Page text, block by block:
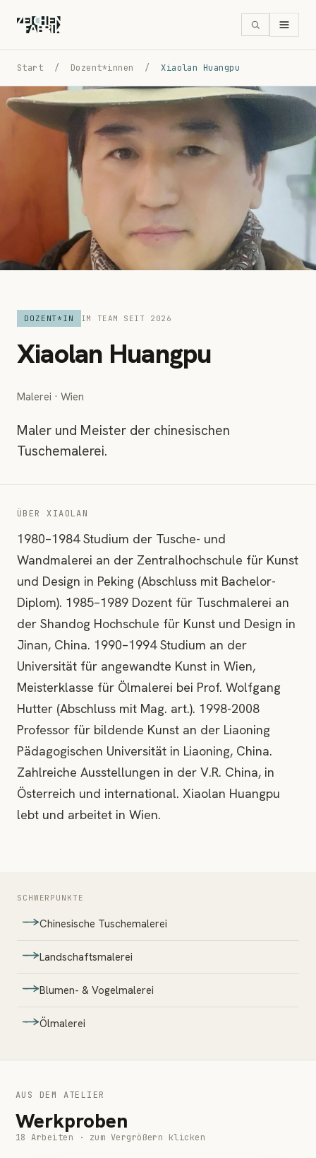
Start / Dozent*innen / Xiaolan Huangpu
DOZENT*IN IM TEAM SEIT 2026
Xiaolan Huangpu
Malerei · Wien
Maler und Meister der chinesischen
Tuschemalerei.
ÜBER XIAOLAN
1980–1984 Studium der Tusche- und
Wandmalerei an der Zentralhochschule für Kunst
und Design in Peking (Abschluss mit Bachelor-
Diplom). 1985–1989 Dozent für Tuschmalerei an
der Shandog Hochschule für Kunst und Design in
Jinan, China. 1990–1994 Studium an der
Universität für angewandte Kunst in Wien,
Meisterklasse für Ölmalerei bei Prof. Wolfgang
Hutter (Abschluss mit Mag. art.). 1998-2008
Professor für bildende Kunst an der Liaoning
Pädagogischen Universität in Liaoning, China.
Zahlreiche Ausstellungen in der V.R. China, in
Österreich und international. Xiaolan Huangpu
lebt und arbeitet in Wien.
SCHWERPUNKTE
Chinesische Tuschemalerei
Landschaftsmalerei
Blumen- & Vogelmalerei
Ölmalerei
AUS DEM ATELIER
Werkproben
18 Arbeiten · zum Vergrößern klicken